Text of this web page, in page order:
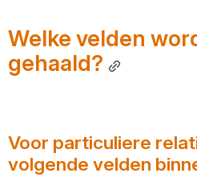
Welke velden
gehaald?
Voor particuliere
volgende velden